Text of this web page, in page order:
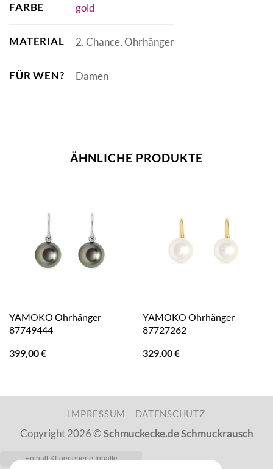
FARBE gold
MATERIAL 2. Chance, Ohrhänger
FÜR WEN? Damen
ÄHNLICHE PRODUKTE
YAMOKO Ohrhänger
87749444
399,00€
YAMOKO Ohrhänger
87727262
329,00€
IMPRESSUM DATENSCHUTZ
Copyright 2026 ©Schmuckecke.de Schmuckrausch